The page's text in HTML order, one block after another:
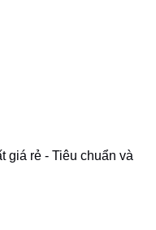
giá rẻ - Tiêu chuẩn và